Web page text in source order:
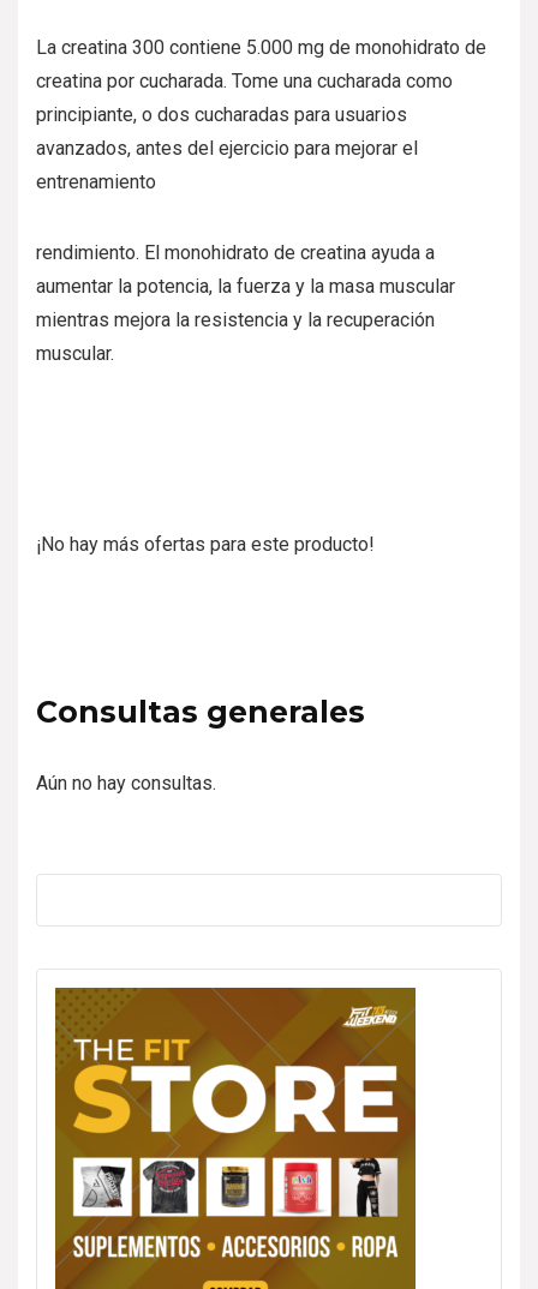
La creatina 300 contiene 5.000 mg de monohidrato de
creatina por cucharada. Tome una cucharada como
principiante, o dos cucharadas para usuarios
avanzados, antes del ejercicio para mejorar el
entrenamiento
rendimiento. El monohidrato de creatina ayuda a
aumentar la potencia, la fuerza y la masa muscular
mientras mejora la resistencia y la recuperación
muscular.
¡No hay más ofertas para este producto!
Consultas generales
Aún no hay consultas.